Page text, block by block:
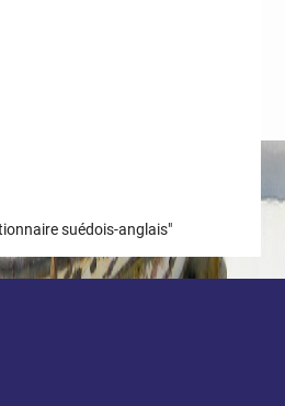
suédois-anglais"